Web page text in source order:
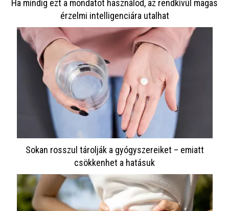
Ha mindig ezt a mondatot használod, az rendkívül magas
érzelmi intelligenciára utalhat
Sokan rosszul tárolják a gyógyszereiket – emiatt
csökkenhet a hatásuk